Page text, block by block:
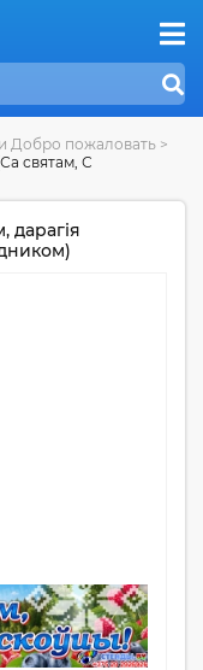
Добро пожаловать >
святам, С
дарагія